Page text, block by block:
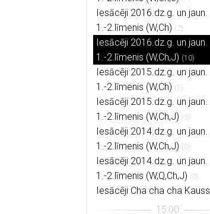
Iesācēji 2016.dz.g. un jaun.
1.-2.līmenis (W,Ch) (2)
Iesācēji 2016.dz.g. un jaun.
1.-2.līmenis (W,Ch,J) (10)
Iesācēji 2015.dz.g. un jaun.
1.-2.līmenis (W,Ch) (1)
Iesācēji 2015.dz.g. un jaun.
1.-2.līmenis (W,Ch,J) (5)
Iesācēji 2014.dz.g. un jaun.
1.-2.līmenis (W,Ch,J) (0)
Iesācēji 2014.dz.g. un jaun.
1.-2.līmenis (W,Q,Ch,J) (0)
Iesācēji Cha cha cha Kauss